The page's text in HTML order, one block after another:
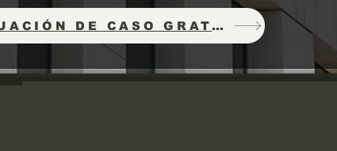
EVALUACIÓN DE CASO GRATUITA